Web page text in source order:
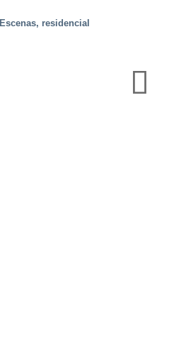
Escenas, residencial